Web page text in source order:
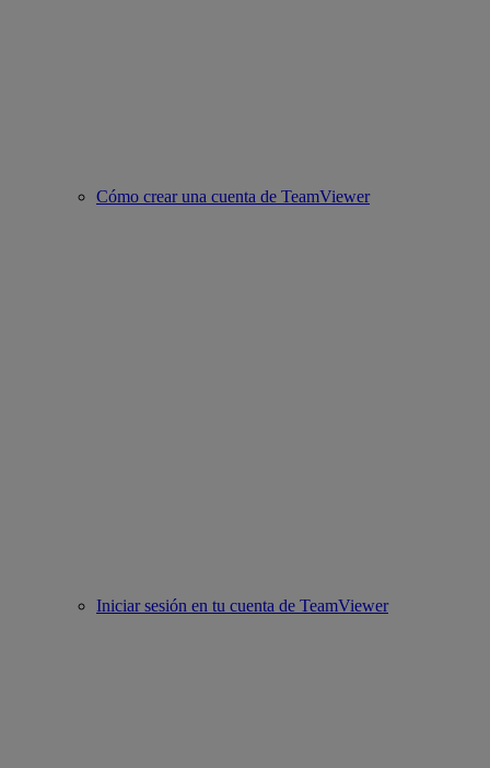
Cómo crear una cuenta de TeamViewer
Iniciar sesión en tu cuenta de TeamViewer